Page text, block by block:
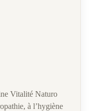
Vitalité Naturo
à l’hygiène